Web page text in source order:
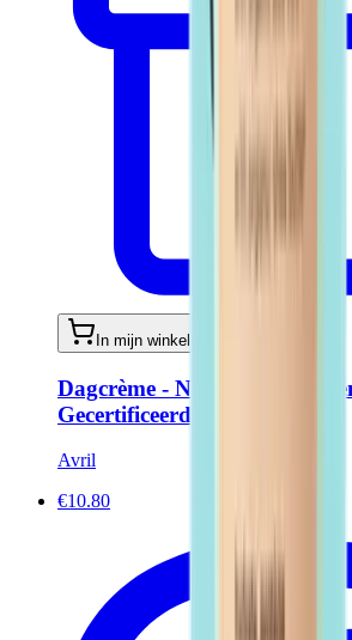
In mijn winkelwagen
Dagcrème - Normale &
Gecertificeerd Biologisch
Avril
€10.80